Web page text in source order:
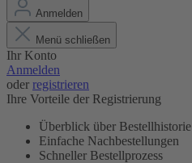
Anmelden
Menü schließen
Ihr Konto
Anmelden
oder registrieren
Ihre Vorteile der Registrierung
Überblick über Bestellhistorie
Einfache Nachbestellungen
Schneller Bestellprozess